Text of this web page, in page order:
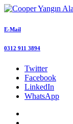
E-Mail
0312 911 3894
Twitter
Facebook
LinkedIn
WhatsApp